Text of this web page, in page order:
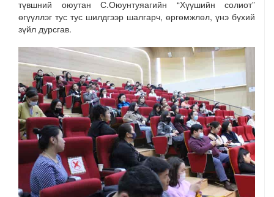
түвшний оюутан С.Оюунтуяагийн “Хүүшийн солиот”
өгүүллэг тус тус шилдгээр шалгарч, өргөмжлөл, үнэ бүхий
зүйл дурсгав.